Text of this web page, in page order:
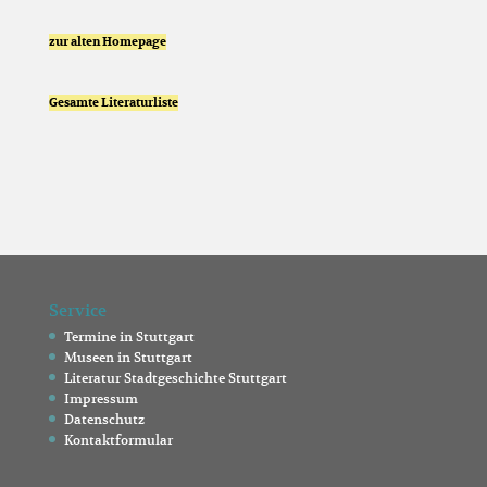
zur alten Homepage
Gesamte Literaturliste
Service
Termine in Stuttgart
Museen in Stuttgart
Literatur Stadtgeschichte Stuttgart
Impressum
Datenschutz
Kontaktformular